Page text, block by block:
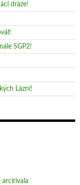
dráze!
SGP2!
Lázní!
arcirivala